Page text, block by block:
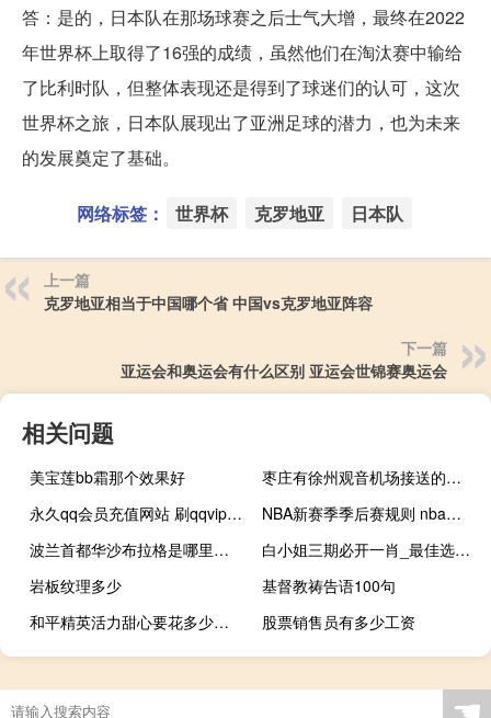
答：是的，日本队在那场球赛之后士气大增，最终在2022
年世界杯上取得了16强的成绩，虽然他们在淘汰赛中输给
了比利时队，但整体表现还是得到了球迷们的认可，这次
世界杯之旅，日本队展现出了亚洲足球的潜力，也为未来
的发展奠定了基础。
网络标签： 世界杯 克罗地亚 日本队
上一篇
克罗地亚相当于中国哪个省 中国vs克罗地亚阵容
下一篇
亚运会和奥运会有什么区别 亚运会世锦赛奥运会
相关问题
美宝莲bb霜那个效果好
枣庄有徐州观音机场接送的租车公司吗 租车机场接送
永久qq会员充值网站 刷qqvip永久网站
NBA新赛季季后赛规则 nba季后赛今日赛事
波兰首都华沙布拉格是哪里的 华沙是哪个国家的首都
白小姐三期必开一肖_最佳选择_V48.88.39
岩板纹理多少
基督教祷告语100句
和平精英活力甜心要花多少物资币 和平精英活力甜心动作
股票销售员有多少工资